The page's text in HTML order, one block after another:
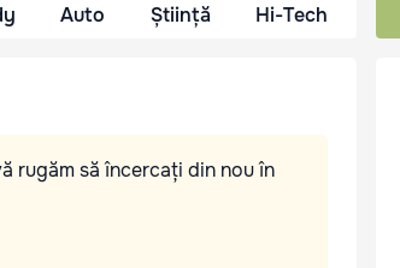
Auto Știință Hi-Tech
rugăm să încercați din nou în